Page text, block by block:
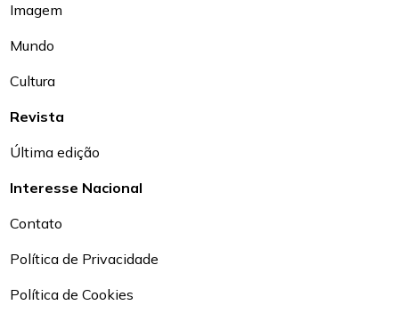
Imagem
Mundo
Cultura
Revista
Última edição
Interesse Nacional
Contato
Política de Privacidade
Política de Cookies